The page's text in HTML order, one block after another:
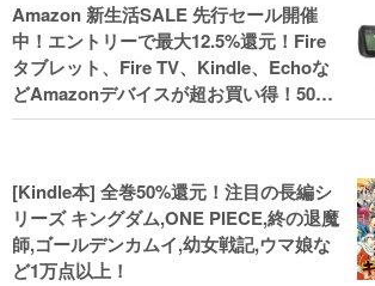
Amazon 新生活SALE 先行セール開催
中！エントリーで最大12.5%還元！Fire
タブレット、Fire TV、Kindle、Echoな
どAmazonデバイスが超お買い得！50%
還元！Kindle本 新生活フェアなど！
[Kindle本] 全巻50%還元！注目の長編シ
リーズ キングダム,ONE PIECE,終の退魔
師,ゴールデンカムイ,幼女戦記,ウマ娘な
ど1万点以上！